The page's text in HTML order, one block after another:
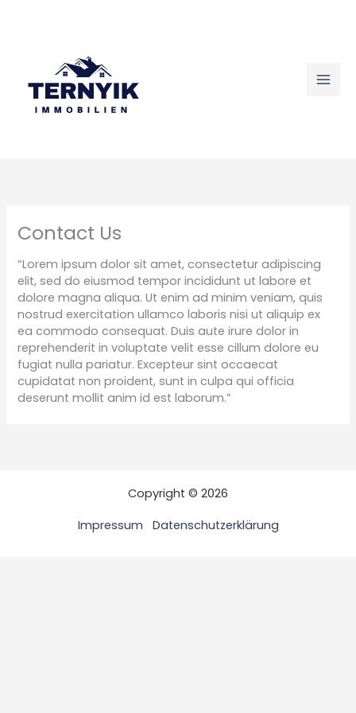
Contact Us
“Lorem ipsum dolor sit amet, consectetur adipiscing
elit, sed do eiusmod tempor incididunt ut labore et
dolore magna aliqua. Ut enim ad minim veniam, quis
nostrud exercitation ullamco laboris nisi ut aliquip ex
ea commodo consequat. Duis aute irure dolor in
reprehenderit in voluptate velit esse cillum dolore eu
fugiat nulla pariatur. Excepteur sint occaecat
cupidatat non proident, sunt in culpa qui officia
deserunt mollit anim id est laborum.”
Copyright © 2026
Impressum Datenschutzerklärung